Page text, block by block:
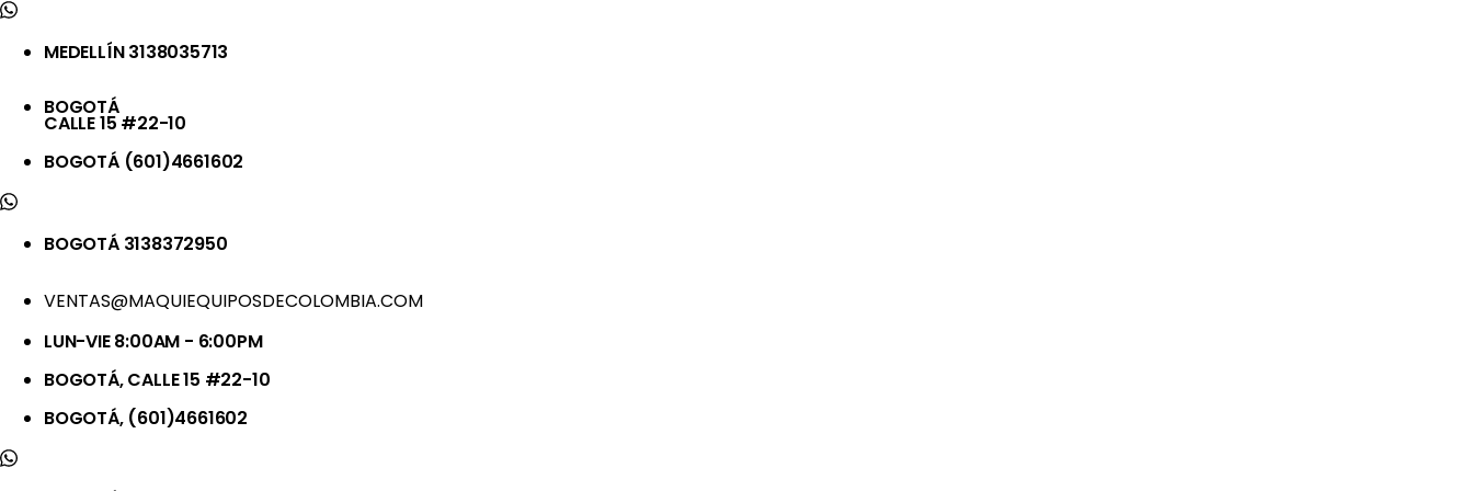
MEDELLÍN 3138035713
BOGOTÁ
CALLE 15 #22-10
BOGOTÁ (601)4661602
BOGOTÁ 3138372950
VENTAS@MAQUIEQUIPOSDECOLOMBIA.COM
LUN-VIE 8:00AM - 6:00PM
BOGOTÁ, CALLE 15 #22-10
BOGOTÁ, (601)4661602